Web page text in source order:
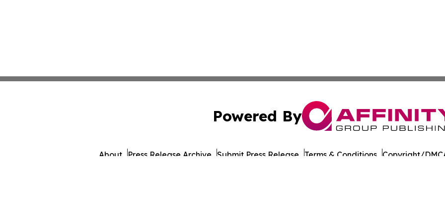
Powered By
About Press Release Archive Submit Press Release Terms & Conditions Copyright/